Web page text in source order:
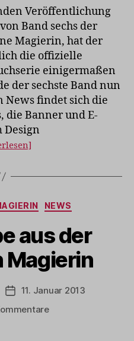
Website
aktualisiert
Veröffentlichung
Band sechs der
Magierin, hat der
die offizielle
einigermaßen
der sechste Band nun
News findet sich die
die Banner und E-
Design
KategorienNEWS
aus der
Magierin
Veröffentlichungsdatum
11. Januar 2013
zu